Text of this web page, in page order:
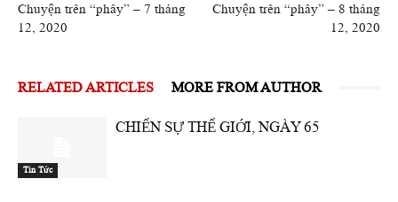
Chuyện trên “phây” – 7 tháng
12, 2020
Chuyện trên “phây” – 8 tháng
12, 2020
RELATED ARTICLES MORE FROM AUTHOR
Tin Tức
CHIẾN SỰ THẾ GIỚI, NGÀY 65